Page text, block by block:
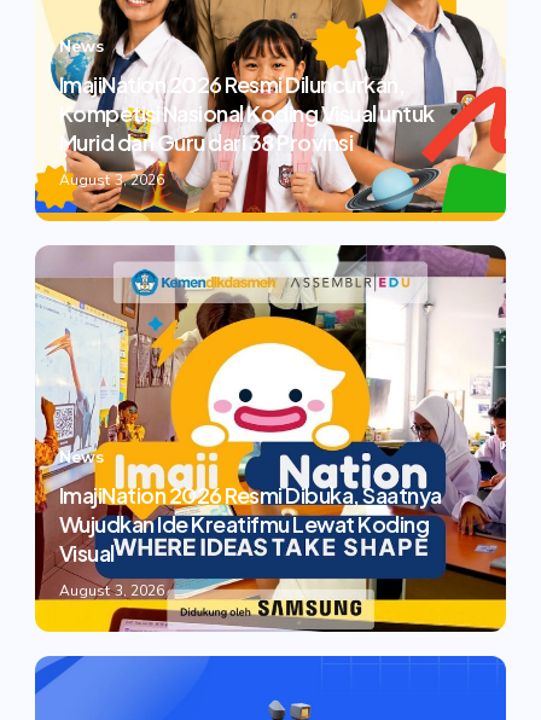
News
ImajiNation 2026 Resmi Diluncurkan,
Kompetisi Nasional Koding Visual untuk
Murid dan Guru dari 38 Provinsi
August 3, 2026
News
ImajiNation 2026 Resmi Dibuka, Saatnya
Wujudkan Ide Kreatifmu Lewat Koding
Visual
August 3, 2026